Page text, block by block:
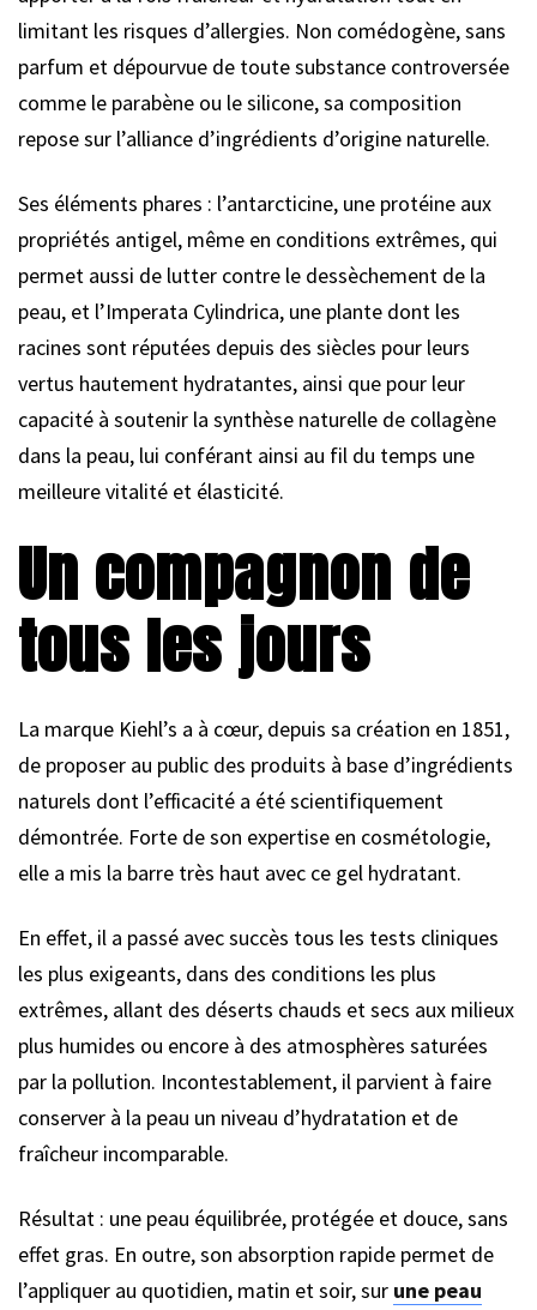
limitant les risques d’allergies. Non comédogène, sans
parfum et dépourvue de toute substance controversée
comme le parabène ou le silicone, sa composition
repose sur l’alliance d’ingrédients d’origine naturelle.
Ses éléments phares : l’antarcticine, une protéine aux
propriétés antigel, même en conditions extrêmes, qui
permet aussi de lutter contre le dessèchement de la
peau, et l’Imperata Cylindrica, une plante dont les
racines sont réputées depuis des siècles pour leurs
vertus hautement hydratantes, ainsi que pour leur
capacité à soutenir la synthèse naturelle de collagène
dans la peau, lui conférant ainsi au fil du temps une
meilleure vitalité et élasticité.
Un compagnon de
tous les jours
La marque Kiehl’s a à cœur, depuis sa création en 1851,
de proposer au public des produits à base d’ingrédients
naturels dont l’efficacité a été scientifiquement
démontrée. Forte de son expertise en cosmétologie,
elle a mis la barre très haut avec ce gel hydratant.
En effet, il a passé avec succès tous les tests cliniques
les plus exigeants, dans des conditions les plus
extrêmes, allant des déserts chauds et secs aux milieux
plus humides ou encore à des atmosphères saturées
par la pollution. Incontestablement, il parvient à faire
conserver à la peau un niveau d’hydratation et de
fraîcheur incomparable.
Résultat : une peau équilibrée, protégée et douce, sans
effet gras. En outre, son absorption rapide permet de
l’appliquer au quotidien, matin et soir, sur une peau